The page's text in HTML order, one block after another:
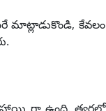
మాట్లాడుకొండి, కేవలం